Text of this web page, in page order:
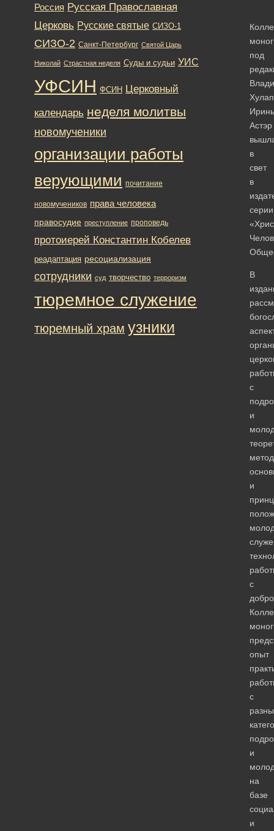
под
Астэр
в
свет
в
серии
В
с
и
и
с
опыт
с
и
на
базе
и
Россия Русская Православная
Церковь Русские святые СИЗО-1
СИЗО-2 Санкт-Петербург Святой Царь
Николай Страстная неделя Суды и судьи УИС
УФСИН ФСИН Церковный
календарь неделя молитвы
новомученики
организации работы
верующими почитание
новомучеников права человека
правосудие преступление проповедь
протоиерей Константин Кобелев
реадаптация ресоциализация
сотрудники суд творчество терроризм
тюремное служение
тюремный храм узники